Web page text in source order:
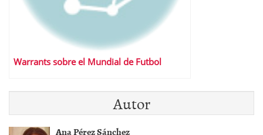
Warrants sobre el Mundial de Futbol
Autor
Ana Pérez Sánchez